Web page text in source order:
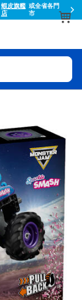
蝦皮旗艦
店
或全省各門
市